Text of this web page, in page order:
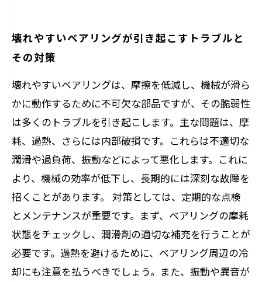
壊れやすいベアリングが引き起こすトラブルと
その対策
壊れやすいベアリングは、摩擦を低減し、機械が滑ら
かに動作するために不可欠な部品ですが、その脆弱性
は多くのトラブルを引き起こします。主な問題は、摩
耗、過熱、さらには内部破損です。これらは不適切な
潤滑や過負荷、振動などによって悪化します。これに
より、機械の効率が低下し、長期的には深刻な故障を
招くことがあります。 対策としては、定期的な点検
とメンテナンスが重要です。まず、ベアリングの摩耗
状態をチェックし、潤滑剤の適切な補充を行うことが
必要です。過熱を避けるために、ベアリング周辺の冷
却にも注意を払うべきでしょう。また、振動や異音が